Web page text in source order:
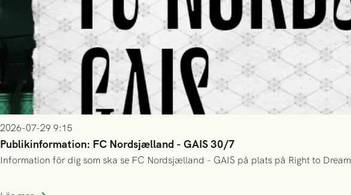
2026-07-29 9:15
Publikinformation: FC Nordsjælland - GAIS 30/7
Information för dig som ska se FC Nordsjælland - GAIS på plats på Right to